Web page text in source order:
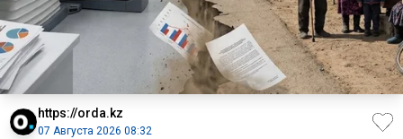
https://orda.kz
07 Августа 2026 08:32